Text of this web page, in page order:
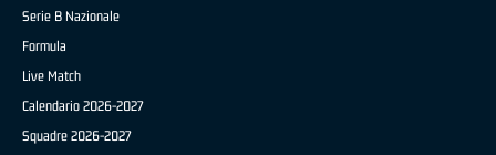
Serie B Nazionale
Formula
Live Match
Calendario 2026-2027
Squadre 2026-2027